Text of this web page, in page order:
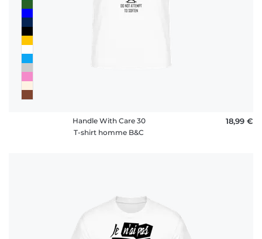
Handle With Care 30
T-shirt homme B&C
18,99 €